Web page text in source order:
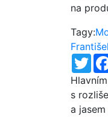
na
Tagy:
s
a